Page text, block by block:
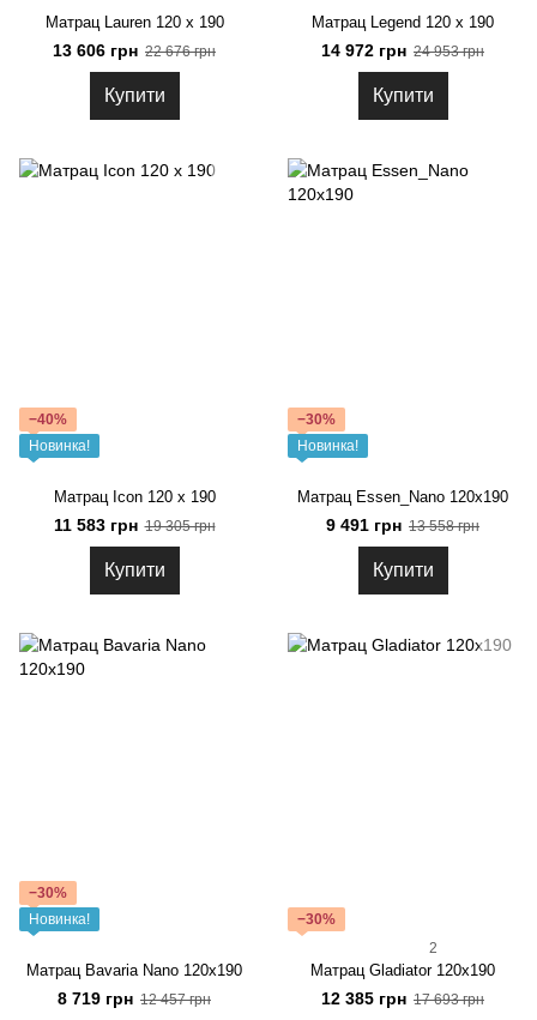
Матрац Lauren 120 x 190
13 606 грн 22 676 грн
Купити
Матрац Legend 120 x 190
14 972 грн 24 953 грн
Купити
−40%
Новинка!
Матрац Icon 120 x 190
11 583 грн 19 305 грн
Купити
−30%
Новинка!
Матрац Essen_Nano 120х190
9 491 грн 13 558 грн
Купити
−30%
Новинка!
Матрац Bavaria Nano 120х190
8 719 грн 12 457 грн
−30%
2
Матрац Gladiator 120x190
12 385 грн 17 693 грн